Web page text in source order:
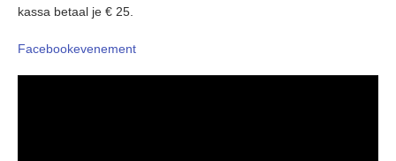
kassa betaal je € 25.
Facebookevenement